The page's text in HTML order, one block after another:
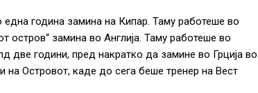
една година замина на Кипар. Таму работеше во
остров“ замина во Англија. Таму работеше во
години, пред накратко да замине во Грција во
на Островот, каде до сега беше тренер на Вест